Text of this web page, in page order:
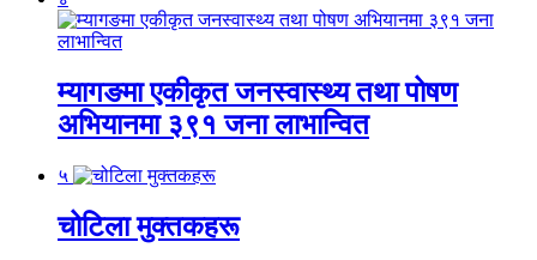
म्यागङमा एकीकृत जनस्वास्थ्य तथा पोषण
अभियानमा ३९१ जना लाभान्वित
५
चोटिला मुक्तकहरू